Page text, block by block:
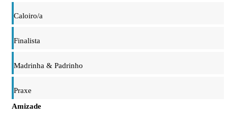
Caloiro/a
Finalista
Madrinha & Padrinho
Praxe
Amizade